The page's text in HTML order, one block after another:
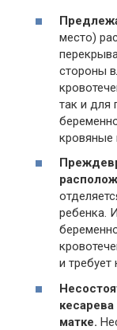
место)
стороны
так и для
кровяные
ребенка.
и
матке.